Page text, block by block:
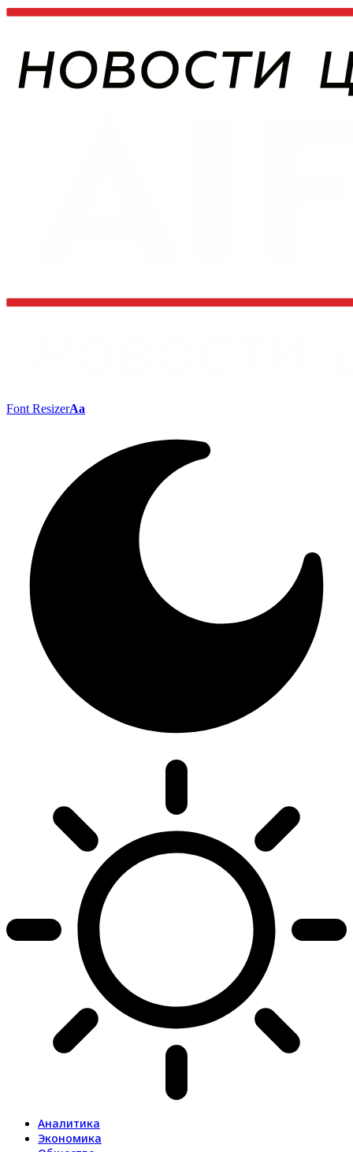
Font ResizerAa
Аналитика
Экономика